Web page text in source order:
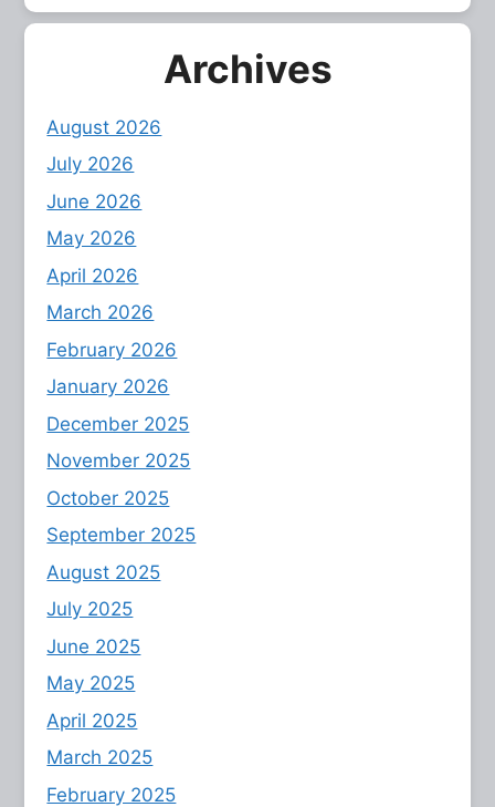
Archives
August 2026
July 2026
June 2026
May 2026
April 2026
March 2026
February 2026
January 2026
December 2025
November 2025
October 2025
September 2025
August 2025
July 2025
June 2025
May 2025
April 2025
March 2025
February 2025